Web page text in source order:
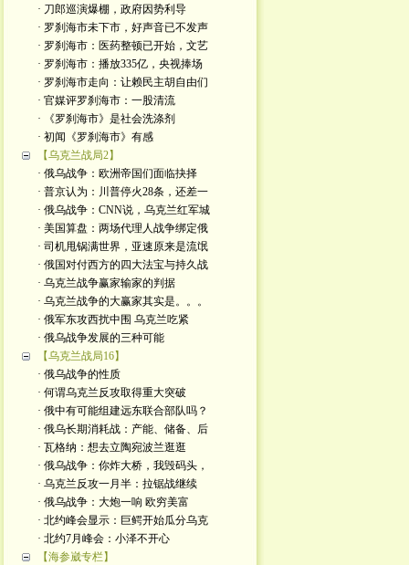
· 刀郎巡演爆棚，政府因势利导
· 罗刹海市未下市，好声音已不发声
· 罗刹海市：医药整顿已开始，文艺
· 罗刹海市：播放335亿，央视捧场
· 罗刹海市走向：让赖民主胡自由们
· 官媒评罗刹海市：一股清流
· 《罗刹海市》是社会洗涤剂
· 初闻《罗刹海市》有感
【乌克兰战局2】
· 俄乌战争：欧洲帝国们面临抉择
· 普京认为：川普停火28条，还差一
· 俄乌战争：CNN说，乌克兰红军城
· 美国算盘：两场代理人战争绑定俄
· 司机甩锅满世界，亚速原来是流氓
· 俄国对付西方的四大法宝与持久战
· 乌克兰战争赢家输家的判据
· 乌克兰战争的大赢家其实是。。。
· 俄军东攻西扰中围 乌克兰吃紧
· 俄乌战争发展的三种可能
【乌克兰战局16】
· 俄乌战争的性质
· 何谓乌克兰反攻取得重大突破
· 俄中有可能组建远东联合部队吗？
· 俄乌长期消耗战：产能、储备、后
· 瓦格纳：想去立陶宛波兰逛逛
· 俄乌战争：你炸大桥，我毁码头，
· 乌克兰反攻一月半：拉锯战继续
· 俄乌战争：大炮一响 欧穷美富
· 北约峰会显示：巨鳄开始瓜分乌克
· 北约7月峰会：小泽不开心
【海参崴专栏】